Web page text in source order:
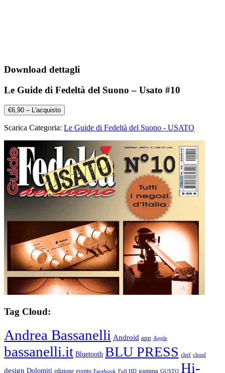
Download dettagli
Le Guide di Fedeltà del Suono – Usato #10
€6,90 – L'acquisto
Scarica Categoria: Le Guide di Fedeltà del Suono - USATO
Tag Cloud:
Andrea Bassanelli Android app Apple
bassanelli.it Bluetooth BLU PRESS chef cloud
design Dolomiti edizione evento Facebook Full HD gamma GUSTO Hi-